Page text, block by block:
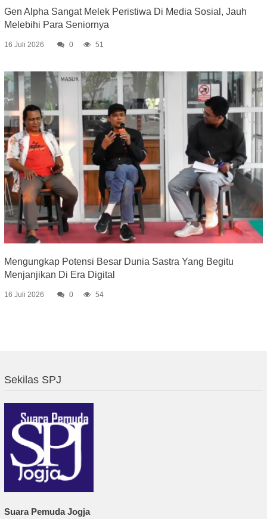
Gen Alpha Sangat Melek Peristiwa Di Media Sosial, Jauh
Melebihi Para Seniornya
16 Juli 2026 0 51
Mengungkap Potensi Besar Dunia Sastra Yang Begitu
Menjanjikan Di Era Digital
16 Juli 2026 0 54
Sekilas SPJ
Suara Pemuda Jogja